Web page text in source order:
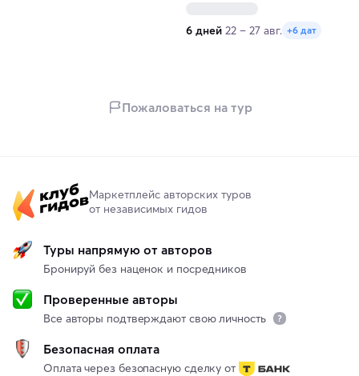
минеральные источники.
6 дней 22 – 27 авг. +6 дат
Пожаловаться на тур
Маркетплейс авторских туров
от независимых гидов
Туры напрямую от авторов
Бронируй без наценок и посредников
Проверенные авторы
Все авторы подтверждают свою личность
Безопасная оплата
Оплата через безопасную сделку от